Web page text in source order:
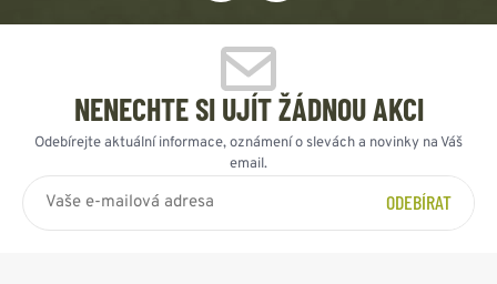
NENECHTE SI UJÍT ŽÁDNOU AKCI
Odebírejte aktuální informace, oznámení o slevách a novinky na Váš
email.
ODEBÍRAT